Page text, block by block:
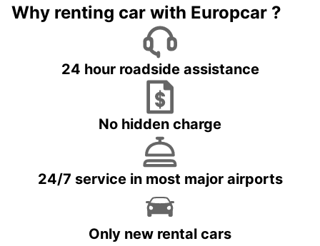
Why renting car with Europcar ?
24 hour roadside assistance
No hidden charge
24/7 service in most major airports
Only new rental cars